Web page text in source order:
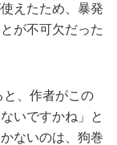
えたため、暴発
が不可欠だった
、作者がこの
いですかね」と
ないのは、狗巻